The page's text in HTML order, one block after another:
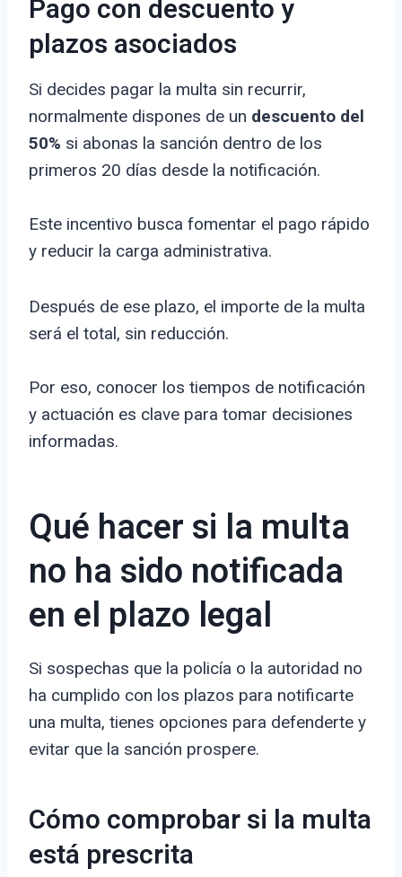
Pago con descuento y
plazos asociados
Si decides pagar la multa sin recurrir,
normalmente dispones de un descuento del
50% si abonas la sanción dentro de los
primeros 20 días desde la notificación.
Este incentivo busca fomentar el pago rápido
y reducir la carga administrativa.
Después de ese plazo, el importe de la multa
será el total, sin reducción.
Por eso, conocer los tiempos de notificación
y actuación es clave para tomar decisiones
informadas.
Qué hacer si la multa
no ha sido notificada
en el plazo legal
Si sospechas que la policía o la autoridad no
ha cumplido con los plazos para notificarte
una multa, tienes opciones para defenderte y
evitar que la sanción prospere.
Cómo comprobar si la multa
está prescrita